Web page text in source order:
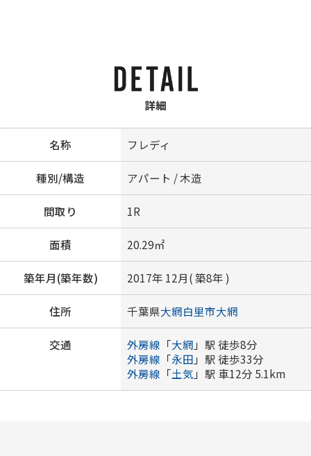
詳細
名称 フレディ
種別/構造 アパート / 木造
間取り 1R
面積 20.29㎡
築年月(築年数) 2017年 12月( 築8年 )
住所 千葉県大網白里市大網
交通 外房線 「大網 」駅 徒歩8分
外房線 「永田 」駅 徒歩33分
外房線 「土気 」駅 車12分 5.1km